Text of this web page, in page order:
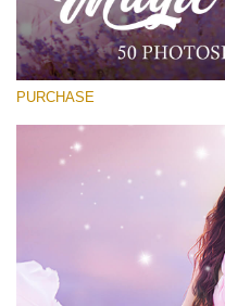
PURCHASE